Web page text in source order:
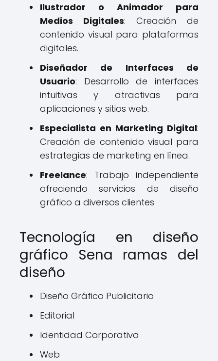
Ilustrador o Animador para
Medios Digitales: Creación de
contenido visual para plataformas
digitales.
Diseñador de Interfaces de
Usuario: Desarrollo de interfaces
intuitivas y atractivas para
aplicaciones y sitios web.
Especialista en Marketing Digital:
Creación de contenido visual para
estrategias de marketing en línea.
Freelance: Trabajo independiente
ofreciendo servicios de diseño
gráfico a diversos clientes
Tecnología en diseño
gráfico Sena ramas del
diseño
Diseño Gráfico Publicitario
Editorial
Identidad Corporativa
Web